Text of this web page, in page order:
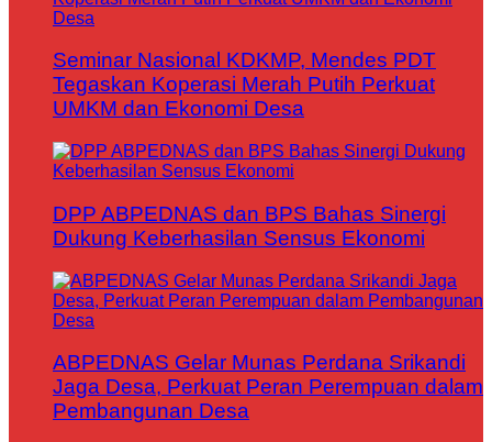
Seminar Nasional KDKMP, Mendes PDT
Tegaskan Koperasi Merah Putih Perkuat
UMKM dan Ekonomi Desa
DPP ABPEDNAS dan BPS Bahas Sinergi
Dukung Keberhasilan Sensus Ekonomi
ABPEDNAS Gelar Munas Perdana Srikandi
Jaga Desa, Perkuat Peran Perempuan dalam
Pembangunan Desa